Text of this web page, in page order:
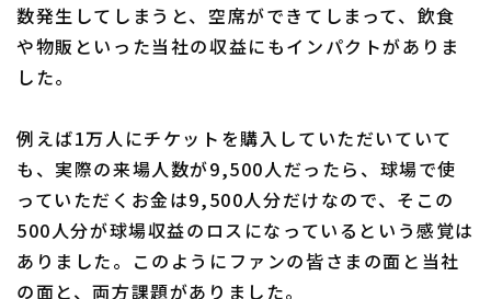
数発生してしまうと、空席ができてしまって、飲食
や物販といった当社の収益にもインパクトがありま
した。
例えば1万人にチケットを購入していただいていて
も、実際の来場人数が9,500人だったら、球場で使
っていただくお金は9,500人分だけなので、そこの
500人分が球場収益のロスになっているという感覚は
ありました。このようにファンの皆さまの面と当社
の面と、両方課題がありました。